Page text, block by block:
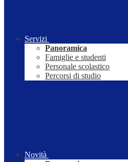
Servizi
Panoramica
Famiglie e studenti
Personale scolastico
Percorsi di studio
Novità